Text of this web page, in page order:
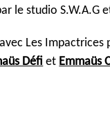
le studio S.W.A.G
avec Les Impactrices
Défiet Emmaüs